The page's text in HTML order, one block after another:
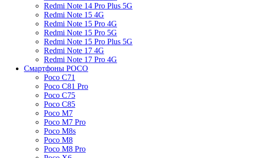
Redmi Note 14 Pro Plus 5G
Redmi Note 15 4G
Redmi Note 15 Pro 4G
Redmi Note 15 Pro 5G
Redmi Note 15 Pro Plus 5G
Redmi Note 17 4G
Redmi Note 17 Pro 4G
Смартфоны POCO
Poco C71
Poco C81 Pro
Poco C75
Poco C85
Poco M7
Poco M7 Pro
Poco M8s
Poco M8
Poco M8 Pro